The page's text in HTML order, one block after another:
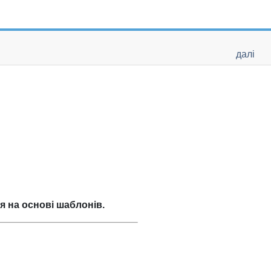
далі
на основі шаблонів.